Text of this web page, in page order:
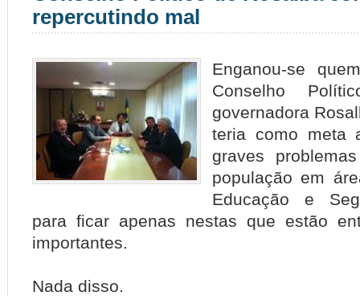
repercutindo mal
Enganou-se
Conselho
governadora
teria como meta
graves
população em
Educação e
para ficar apenas nestas que estão
importantes.
Nada disso.